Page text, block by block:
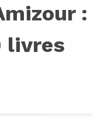
:
livres